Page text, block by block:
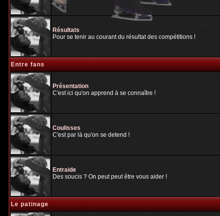
Résultats
Pour se tenir au courant du résultat des compétitions !
Entre fans
Présentation
C'est ici qu'on apprend à se connaître !
Coulisses
C'est par là qu'on se detend !
Entraide
Des soucis ? On peut peut être vous aider !
Le patinage